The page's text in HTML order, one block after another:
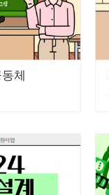
체